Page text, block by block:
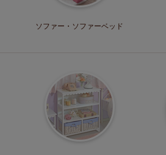
ソファー・ ソファーベッド